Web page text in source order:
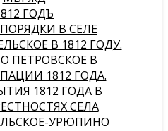
ГОДЪ
В СЕЛЕ
В 1812 ГОДУ.
ПЕТРОВСКОЕ В
1812 ГОДА.
1812 ГОДА В
СЕЛА
УРЮПИНО